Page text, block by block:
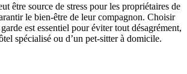
être source de stress pour les propriétaires de
le bien-être de leur compagnon. Choisir
est essentiel pour éviter tout désagrément,
spécialisé ou d’un pet-sitter à domicile.